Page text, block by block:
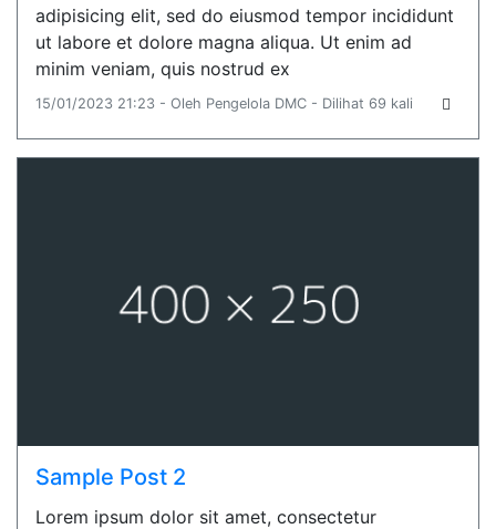
adipisicing elit, sed do eiusmod tempor incididunt
ut labore et dolore magna aliqua. Ut enim ad
minim veniam, quis nostrud ex
15/01/2023 21:23 - Oleh Pengelola DMC - Dilihat 69 kali
Sample Post 2
Lorem ipsum dolor sit amet, consectetur